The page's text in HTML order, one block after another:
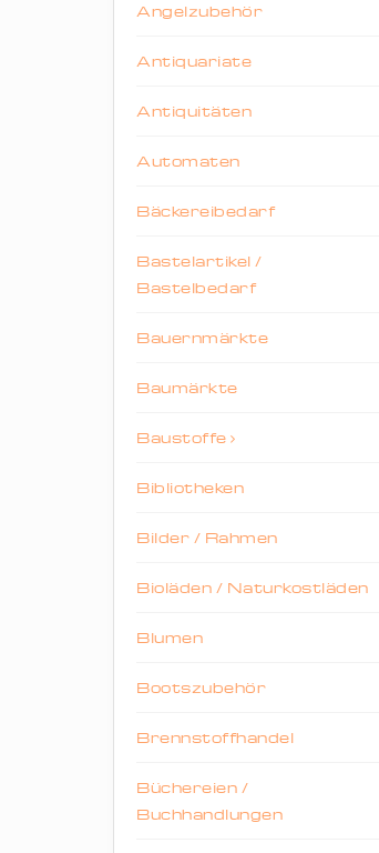
Angelzubehör
Antiquariate
Antiquitäten
Automaten
Bäckereibedarf
Bastelartikel /
Bastelbedarf
Bauernmärkte
Baumärkte
Baustoffe
Bibliotheken
Bilder / Rahmen
Bioläden / Naturkostläden
Blumen
Bootszubehör
Brennstoffhandel
Büchereien /
Buchhandlungen